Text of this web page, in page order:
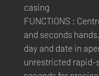
casing
FUNCTIONS :
and seconds
day and date in
unrestricted rapid-